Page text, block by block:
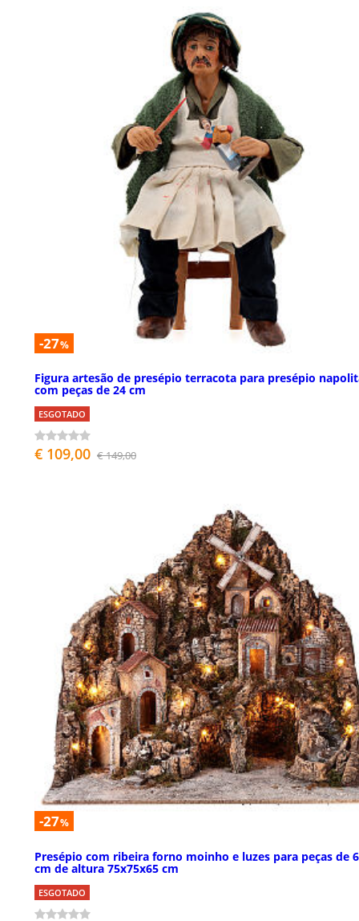
-27%
Figura artesão de presépio terracota para presépio
com peças de 24 cm
ESGOTADO
€ 109,00 € 149,00
-27%
Presépio com ribeira forno moinho e luzes para peças de
cm de altura 75x75x65 cm
ESGOTADO